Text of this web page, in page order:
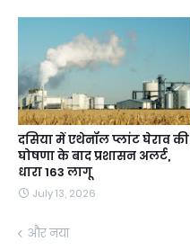
दसिया में एथेनॉल प्लांट घेराव की
घोषणा के बाद प्रशासन अलर्ट,
धारा 163 लागू
July 13, 2026
और नया